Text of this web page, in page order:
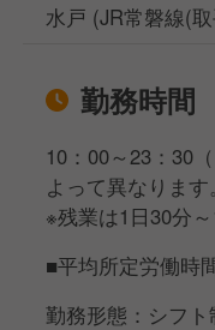
水戸 (JR常磐線(
勤務時間
10：00～23：30
よって異なります。
※残業は1日30分
■平均所定労働時
勤務形態：シフト